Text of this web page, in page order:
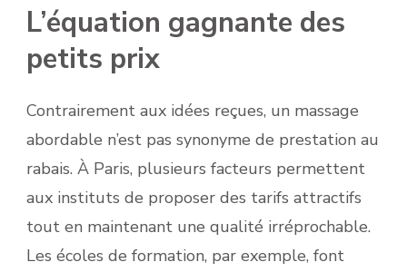
L’équation gagnante des
petits prix
Contrairement aux idées reçues, un massage
abordable n’est pas synonyme de prestation au
rabais. À Paris, plusieurs facteurs permettent
aux instituts de proposer des tarifs attractifs
tout en maintenant une qualité irréprochable.
Les écoles de formation, par exemple, font